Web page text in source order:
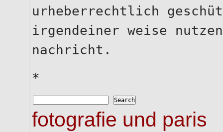
urheberrechtlich
irgendeiner weise
nachricht.
*
fotografie und paris